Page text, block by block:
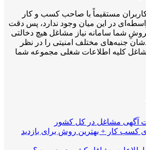
مستقیماً با صاحب کسب و کار
در این میان وجود ندارد، پس دقت
شما سامانه نیاز مشاغل هیچ دخالتی
جنبه‌های مختلف امنیتی را در نظر
مشاغل کلیه اطلاعات شغلی مجموعه شما
آگهی مشاغل در کل کشور
کسب کار + بهترین روش برای بازدید